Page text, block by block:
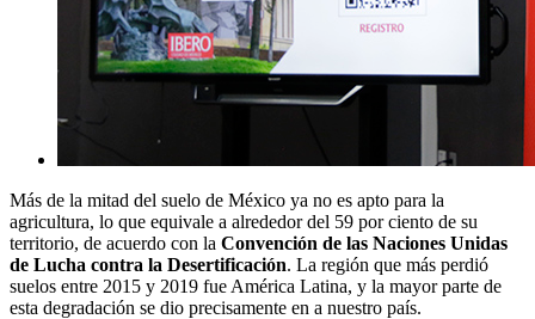
Más de la mitad del suelo de México ya no es apto para la
agricultura, lo que equivale a alrededor del 59 por ciento de su
territorio, de acuerdo con la Convención de las Naciones Unidas
de Lucha contra la Desertificación. La región que más perdió
suelos entre 2015 y 2019 fue América Latina, y la mayor parte de
esta degradación se dio precisamente en a nuestro país.